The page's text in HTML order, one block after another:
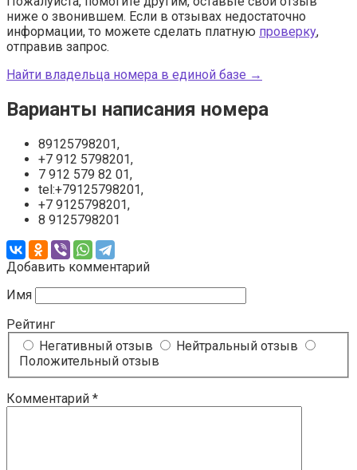
ниже о звонившем. Если в отзывах недостаточно
информации, то можете сделать платную проверку,
отправив запрос.
Найти владельца номера в единой базе →
Варианты написания номера
89125798201,
+7 912 5798201,
7 912 579 82 01,
tel:+79125798201,
+7 9125798201,
8 9125798201
Добавить комментарий
Имя
Рейтинг
Негативный отзыв
Нейтральный отзыв
Положительный отзыв
Комментарий *